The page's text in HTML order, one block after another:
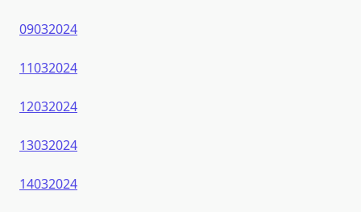
09032024
11032024
12032024
13032024
14032024